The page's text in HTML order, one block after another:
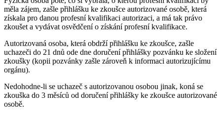
měla zájem, zašle přihlášku ke zkoušce autorizované osobě, která
získala pro danou profesní kvalifikaci autorizaci, a má tak právo
zkoušet a vydávat osvědčení o získání profesní kvalifikace.
Autorizovaná osoba, která obdrží přihlášku ke zkoušce, zašle
uchazeči do 21 dnů ode dne doručení přihlášky pozvánku ke složení
zkoušky (kopii pozvánky zašle zároveň k informaci autorizujícímu
orgánu).
Nedohodne-li se uchazeč s autorizovanou osobou jinak, koná se
zkouška do 3 měsíců od doručení přihlášky ke zkoušce autorizované
osobě.